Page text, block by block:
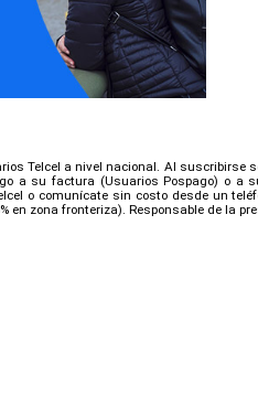
Telcel a nivel nacional. Al suscribirse
a su factura (Usuarios Pospago) o a
o comunícate sin costo desde un
en zona fronteriza). Responsable de la